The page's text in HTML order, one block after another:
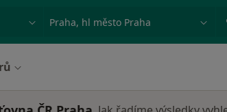
Město nebo region